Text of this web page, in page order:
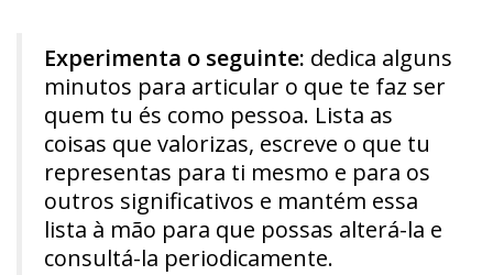
Experimenta o seguinte: dedica alguns
minutos para articular o que te faz ser
quem tu és como pessoa. Lista as
coisas que valorizas, escreve o que tu
representas para ti mesmo e para os
outros significativos e mantém essa
lista à mão para que possas alterá-la e
consultá-la periodicamente.